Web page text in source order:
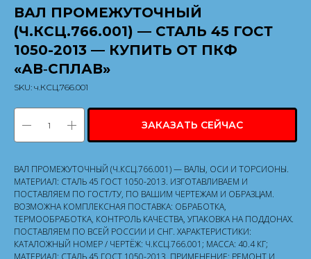
ВАЛ ПРОМЕЖУТОЧНЫЙ
(Ч.КСЦ.766.001) — СТАЛЬ 45 ГОСТ
1050-2013 — КУПИТЬ ОТ ПКФ
«АВ‑СПЛАВ»
SKU: ч.КСЦ.766.001
ЗАКАЗАТЬ СЕЙЧАС
ВАЛ ПРОМЕЖУТОЧНЫЙ (Ч.КСЦ.766.001) — ВАЛЫ, ОСИ И ТОРСИОНЫ.
МАТЕРИАЛ: СТАЛЬ 45 ГОСТ 1050-2013. ИЗГОТАВЛИВАЕМ И
ПОСТАВЛЯЕМ ПО ГОСТ/ТУ, ПО ВАШИМ ЧЕРТЕЖАМ И ОБРАЗЦАМ.
ВОЗМОЖНА КОМПЛЕКСНАЯ ПОСТАВКА: ОБРАБОТКА,
ТЕРМООБРАБОТКА, КОНТРОЛЬ КАЧЕСТВА, УПАКОВКА НА ПОДДОНАХ.
ПОСТАВЛЯЕМ ПО ВСЕЙ РОССИИ И СНГ. ХАРАКТЕРИСТИКИ:
КАТАЛОЖНЫЙ НОМЕР / ЧЕРТЁЖ: Ч.КСЦ.766.001; МАССА: 40.4 КГ;
МАТЕРИАЛ: СТАЛЬ 45 ГОСТ 1050-2013. ПРИМЕНЕНИЕ: РЕМОНТ И